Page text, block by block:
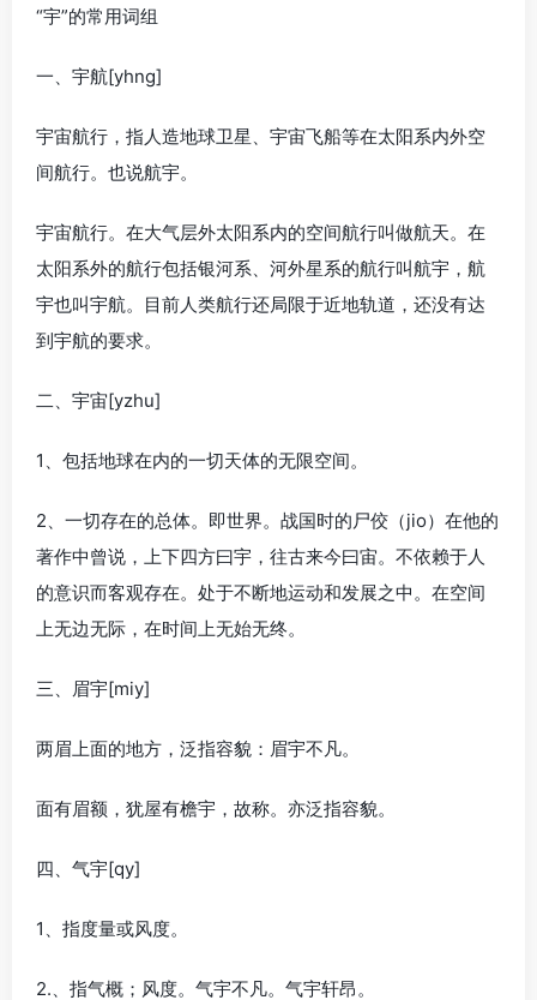
“宇”的常用词组
一、宇航[yhng]
宇宙航行，指人造地球卫星、宇宙飞船等在太阳系内外空
间航行。也说航宇。
宇宙航行。在大气层外太阳系内的空间航行叫做航天。在
太阳系外的航行包括银河系、河外星系的航行叫航宇，航
宇也叫宇航。目前人类航行还局限于近地轨道，还没有达
到宇航的要求。
二、宇宙[yzhu]
1、包括地球在内的一切天体的无限空间。
2、一切存在的总体。即世界。战国时的尸佼（jio）在他的
著作中曾说，上下四方曰宇，往古来今曰宙。不依赖于人
的意识而客观存在。处于不断地运动和发展之中。在空间
上无边无际，在时间上无始无终。
三、眉宇[miy]
两眉上面的地方，泛指容貌：眉宇不凡。
面有眉额，犹屋有檐宇，故称。亦泛指容貌。
四、气宇[qy]
1、指度量或风度。
2.、指气概；风度。气宇不凡。气宇轩昂。